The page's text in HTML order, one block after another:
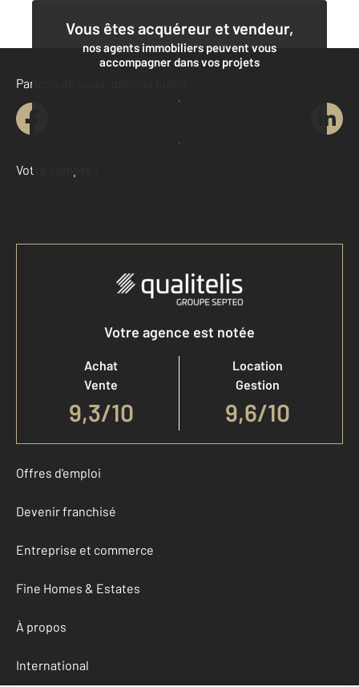
Vous êtes acquéreur et vendeur,
nos agents immobiliers peuvent vous
accompagner dans vos projets
Contacter l'agence
Demander une estimation
Parlons de vous, parlons biens
Votre compte :
Accéder à mon compte
Votre agence est notée
Achat
Vente
9,3/10
Location
Gestion
9,6/10
Offres d'emploi
Devenir franchisé
Entreprise et commerce
Fine Homes & Estates
À propos
International